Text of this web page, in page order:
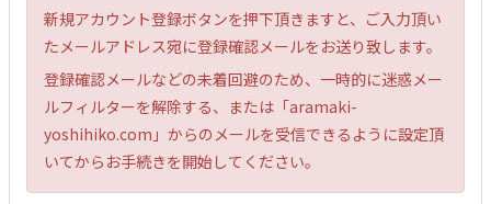
新規アカウント登録ボタンを押下頂きますと、ご入力頂い
たメールアドレス宛に登録確認メールをお送り致します。
登録確認メールなどの未着回避のため、一時的に迷惑メー
ルフィルターを解除する、または「aramaki-
yoshihiko.com」からのメールを受信できるように設定頂
いてからお手続きを開始してください。